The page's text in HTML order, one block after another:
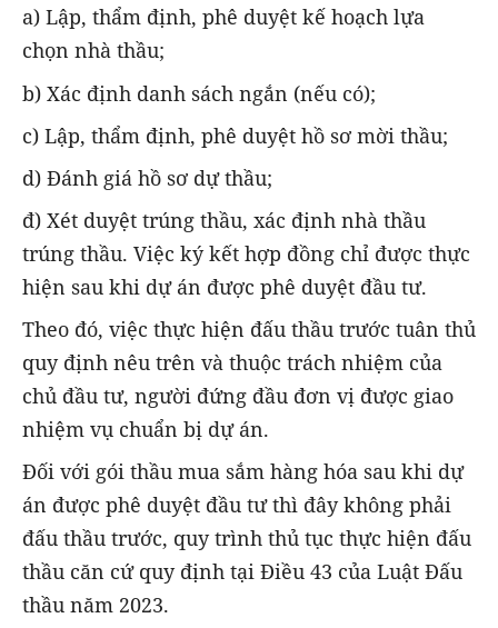
a) Lập, thẩm định, phê duyệt kế hoạch lựa
chọn nhà thầu;
b) Xác định danh sách ngắn (nếu có);
c) Lập, thẩm định, phê duyệt hồ sơ mời thầu;
d) Đánh giá hồ sơ dự thầu;
đ) Xét duyệt trúng thầu, xác định nhà thầu
trúng thầu. Việc ký kết hợp đồng chỉ được thực
hiện sau khi dự án được phê duyệt đầu tư.
Theo đó, việc thực hiện đấu thầu trước tuân thủ
quy định nêu trên và thuộc trách nhiệm của
chủ đầu tư, người đứng đầu đơn vị được giao
nhiệm vụ chuẩn bị dự án.
Đối với gói thầu mua sắm hàng hóa sau khi dự
án được phê duyệt đầu tư thì đây không phải
đấu thầu trước, quy trình thủ tục thực hiện đấu
thầu căn cứ quy định tại Điều 43 của Luật Đấu
thầu năm 2023.